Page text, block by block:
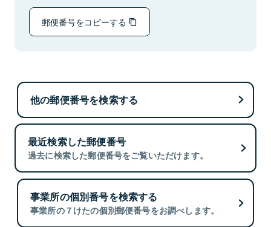
郵便番号をコピーする
他の郵便番号を検索する
最近検索した郵便番号
過去に検索した郵便番号をご覧いただけます。
事業所の個別番号を検索する
事業所の７けたの個別郵便番号をお調べします。